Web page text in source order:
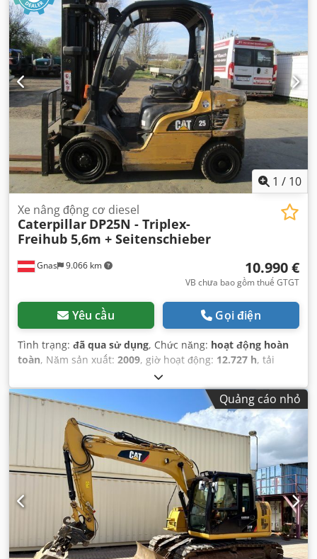
1 / 10
Gnas 9.066 km
Xe nâng động cơ diesel
Caterpillar DP25N - Triplex-
Freihub 5,6m + Seitenschieber
10.990 €
VB chưa bao gồm thuế GTGT
Yêu cầu Gọi điện
Tình trạng: đã qua sử dụng, Chức năng: hoạt động hoàn
toàn, Năm sản xuất: 2009, giờ hoạt động: 12.727 h, tải
, chiều cao nâng:
diesel, loại cột:triplex, chiều cao xây dựng:2.370 mm,
công suất:38 kW (51,67 mã lực) , loại truyền động:Diesel
Quảng cáo nhỏ